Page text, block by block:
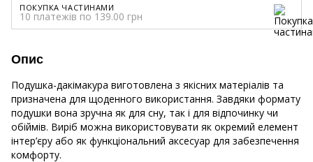
ПОКУПКА ЧАСТИНАМИ
10 платежів по 139.00 грн
Опис
Подушка-дакімакура виготовлена з якісних матеріалів та
призначена для щоденного використання. Завдяки формату
подушки вона зручна як для сну, так і для відпочинку чи
обіймів. Виріб можна використовувати як окремий елемент
інтер’єру або як функціональний аксесуар для забезпечення
комфорту.